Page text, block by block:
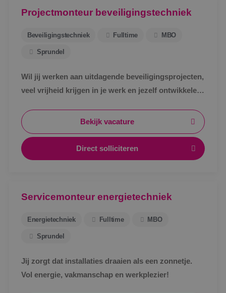
Projectmonteur beveiligingstechniek
Beveiligingstechniek Fulltime MBO
Sprundel
Wil jij werken aan uitdagende beveiligingsprojecten,
veel vrijheid krijgen in je werk en jezelf ontwikkelen
Bekijk vacature
Direct solliciteren
Servicemonteur energietechniek
Energietechniek Fulltime MBO
Sprundel
Jij zorgt dat installaties draaien als een zonnetje.
Vol energie, vakmanschap en werkplezier!